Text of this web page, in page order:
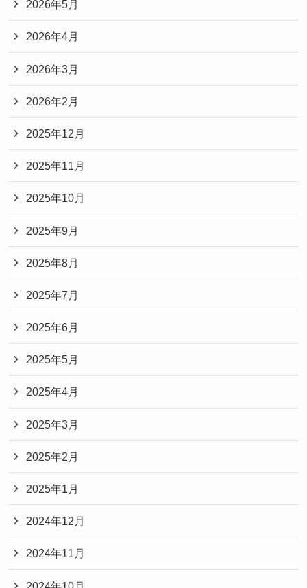
2026年5月
2026年4月
2026年3月
2026年2月
2025年12月
2025年11月
2025年10月
2025年9月
2025年8月
2025年7月
2025年6月
2025年5月
2025年4月
2025年3月
2025年2月
2025年1月
2024年12月
2024年11月